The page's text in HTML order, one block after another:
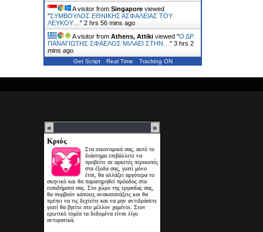
A visitor from Singapore viewed
"ΣΥΜΒΟΥΛΟΣ ΕΘΝΙΚHΣ ΑΣΦAΛΕΙΑΣ ΤΟΥ
ΛΕΥΚΟY… " 2 hrs 56 mins ago
A visitor from Athens, Attiki viewed "Ο ΔΡ.
ΠΑΝΑΓΙΩΤΗΣ ΣΦΑΕΛΟΣ ΜΙΛΑΕΙ ΣΤΗΝ… " 3 hrs 2
mins ago
Get Script Real Time Tracking ON